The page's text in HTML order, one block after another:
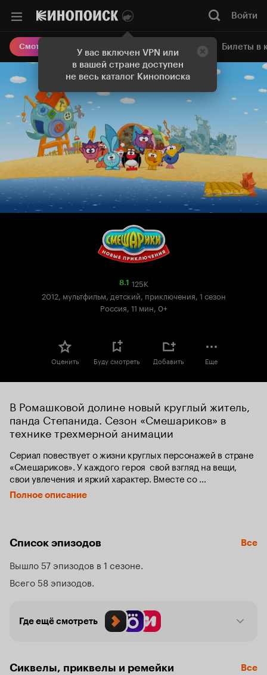
У вас включен VPN или
в вашей стране доступен
не весь каталог Кинопоиска
Войти
Смотреть кино Онлайн-кинотеатр Билеты в
8.1Рейтинг
Кинопоиска
125K
2012, мультфильм, детский, приключения, 1 сезон
Россия, 11 мин, 0+
Оценить Буду смотреть Добавить Еще
В Ромашковой долине новый круглый житель,
панда Степанида. Сезон «Смешариков» в
технике трехмерной анимации
Сериал повествует о жизни круглых персонажей в стране
«Смешариков». У каждого героя  свой взгляд на вещи,
свои увлечения и яркий характер. Вместе со
Смешариками не бывает скучно - их мир наполнен яркими
приключениями!  С нескрываемым любопытством они
сами.
Полное описание
Список эпизодов Все
Вышло 57 эпизодов в 1 сезоне
Всего 58 эпизодов
Где ещё смотреть
Сиквелы, приквелы и ремейки Все